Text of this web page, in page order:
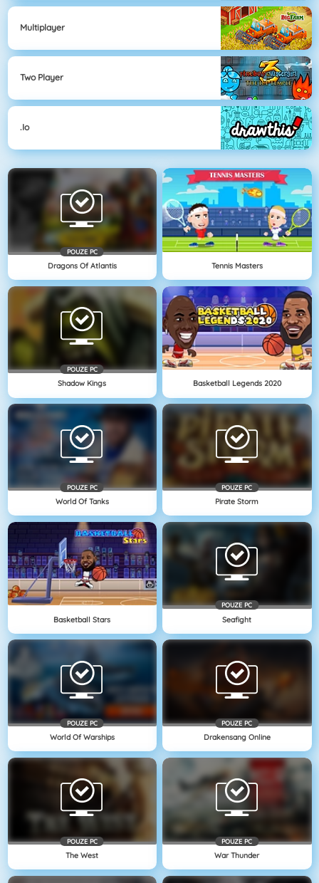
Multiplayer
Two Player
.io
POUZE PC
Dragons Of Atlantis Tennis Masters
POUZE PC
Shadow Kings Basketball Legends 2020
POUZE PC
World Of Tanks
POUZE PC
Pirate Storm
Basketball Stars
POUZE PC
Seafight
POUZE PC
World Of Warships
POUZE PC
Drakensang Online
POUZE PC
The West
POUZE PC
War Thunder